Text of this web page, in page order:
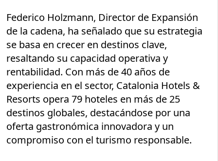
Federico Holzmann, Director de Expansión
de la cadena, ha señalado que su estrategia
se basa en crecer en destinos clave,
resaltando su capacidad operativa y
rentabilidad. Con más de 40 años de
experiencia en el sector, Catalonia Hotels &
Resorts opera 79 hoteles en más de 25
destinos globales, destacándose por una
oferta gastronómica innovadora y un
compromiso con el turismo responsable.